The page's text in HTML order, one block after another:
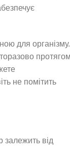
для організму.
протягом
не помітить
залежить від